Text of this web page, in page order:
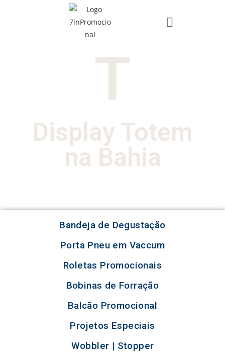
T
Display Totem
na Bahia
Bandeja de Degustação
Porta Pneu em Vaccum
Roletas Promocionais
Bobinas de Forração
Balcão Promocional
Projetos Especiais
Wobbler | Stopper